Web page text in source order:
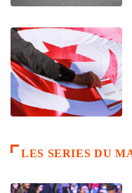
LES SERIES DU